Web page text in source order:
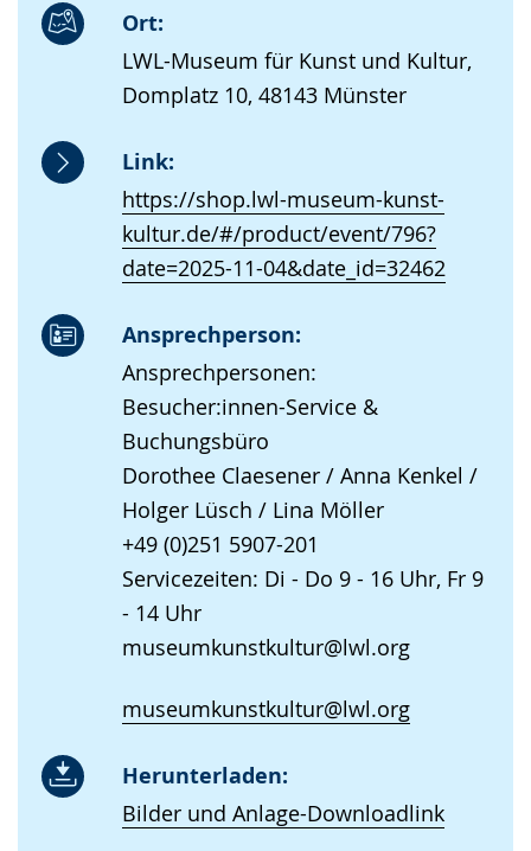
Ort:
LWL-Museum für Kunst und Kultur,
Domplatz 10, 48143 Münster
Link:
https://shop.lwl-museum-kunst-
kultur.de/#/product/event/796?
date=2025-11-04&date_id=32462
Ansprechperson:
Ansprechpersonen:
Besucher:innen-Service &
Buchungsbüro
Dorothee Claesener / Anna Kenkel /
Holger Lüsch / Lina Möller
+49 (0)251 5907-201
Servicezeiten: Di - Do 9 - 16 Uhr, Fr 9
- 14 Uhr
museumkunstkultur@lwl.org
museumkunstkultur@lwl.org
Herunterladen:
Bilder und Anlage-Downloadlink